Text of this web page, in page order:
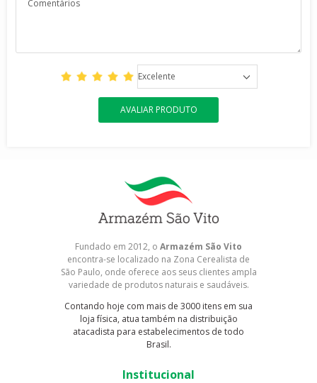
Excelente
AVALIAR PRODUTO
Fundado em 2012, o Armazém São Vito
encontra-se localizado na Zona Cerealista de
São Paulo, onde oferece aos seus clientes ampla
variedade de produtos naturais e saudáveis.
Contando hoje com mais de 3000 itens em sua
loja física, atua também na distribuição
atacadista para estabelecimentos de todo
Brasil.
Institucional